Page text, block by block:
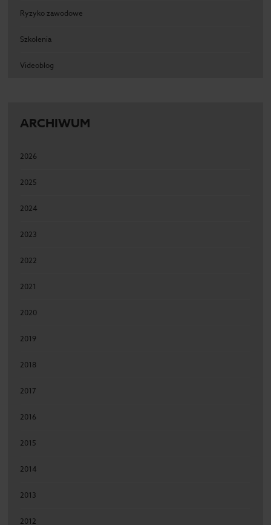
Ryzyko zawodowe
Szkolenia
Videoblog
ARCHIWUM
2026
2025
2024
2023
2022
2021
2020
2019
2018
2017
2016
2015
2014
2013
2012